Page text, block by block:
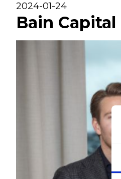
2024-01-24
Bain